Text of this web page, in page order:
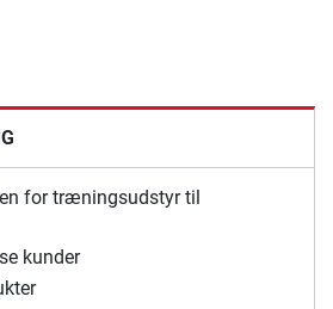
for træningsudstyr til
kunder